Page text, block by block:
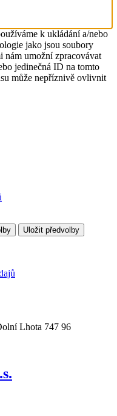
k ukládání a/nebo
jako jsou soubory
nám umožní zpracovávat
jedinečná ID na tomto
může nepříznivě ovlivnit
Uložit předvolby
Lhota 747 96